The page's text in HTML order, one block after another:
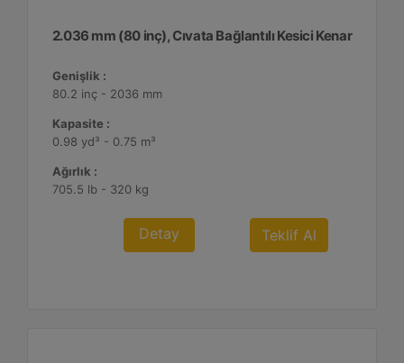
2.036 mm (80 inç), Cıvata Bağlantılı Kesici Kenar
Genişlik :
80.2 inç - 2036 mm
Kapasite :
0.98 yd³ - 0.75 m³
Ağırlık :
705.5 lb - 320 kg
Detay Teklif Al